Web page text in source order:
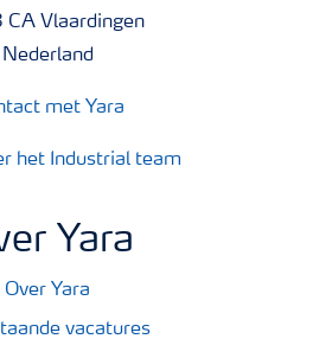
Vlaardingen
Nederland
met Yara
het Industrial team
Yara
Over Yara
vacatures